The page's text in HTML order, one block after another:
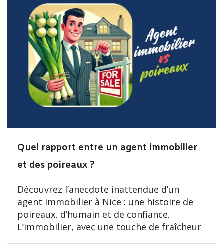
Quel rapport entre un agent immobilier
et des poireaux ?
Découvrez l’anecdote inattendue d’un
agent immobilier à Nice : une histoire de
poireaux, d’humain et de confiance.
L’immobilier, avec une touche de fraîcheur